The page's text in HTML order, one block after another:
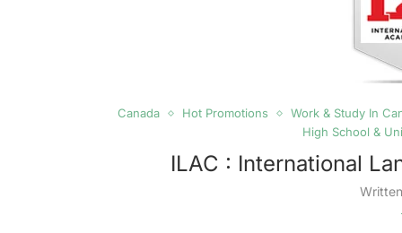
Canada Hot Promotions Work & Study In
High School &
ILAC : International